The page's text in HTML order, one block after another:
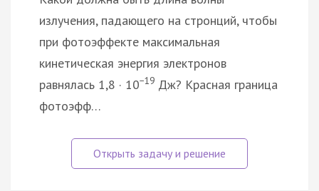
излучения, падающего на стронций, чтобы
при фотоэффекте максимальная
кинетическая энергия электронов
равнялась 1,8 · 10−19 Дж? Красная граница
фотоэфф…